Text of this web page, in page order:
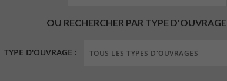
OU RECHERCHER PAR TYPE D'OUVRAGE
TYPE D'OUVRAGE :